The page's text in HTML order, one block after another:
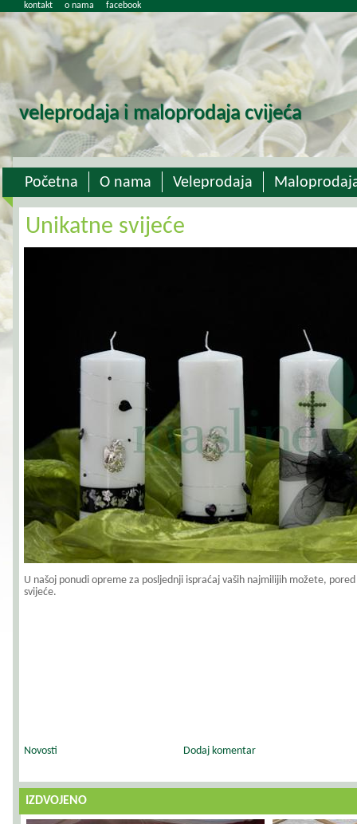
kontakt o nama facebook
veleprodaja i maloprodaja cvijeća
Početna O nama Veleprodaja
Unikatne svijeće
U našoj ponudi opreme za posljednji ispraćaj vaših najmilijih možete,
svijeće.
Novosti Dodaj komentar
IZDVOJENO